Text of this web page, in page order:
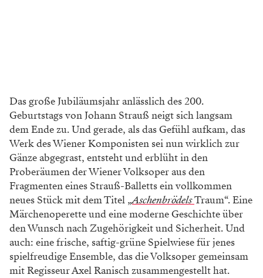
Das große Jubiläumsjahr anlässlich des200.
Geburtstags von Johann Strauß neigt sich langsam
dem Ende zu.Und gerade, als das Gefühl aufkam, das
Werkdes Wiener Komponisten sei nun wirklich zur
Gänze abgegrast, entsteht underblüht in den
Proberäumen der WienerVolksoper aus den
Fragmenten eines Strauß-Balletts ein vollkommen
neues Stück mit dem Titel „AschenbrödelsTraum“. Eine
Märchenoperette und einemoderne Geschichte über
den Wunschnach Zugehörigkeit und Sicherheit. Und
auch: eine frische, saftig-grüne Spielwiesefür jenes
spielfreudige Ensemble, das dieVolksoper gemeinsam
mit Regisseur AxelRanisch zusammengestellt hat.